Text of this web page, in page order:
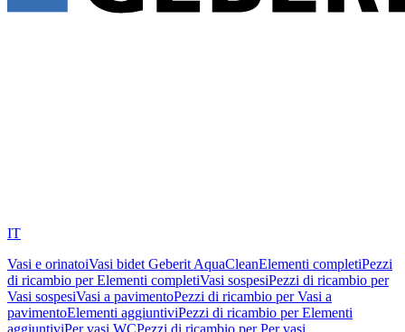
IT
Vasi e orinatoiVasi bidet Geberit AquaCleanElementi completiPezzi
di ricambio per Elementi completiVasi sospesiPezzi di ricambio per
Vasi sospesiVasi a pavimentoPezzi di ricambio per Vasi a
pavimentoElementi aggiuntiviPezzi di ricambio per Elementi
aggiuntiviPer vasi WCPezzi di ricambio per Per vasi